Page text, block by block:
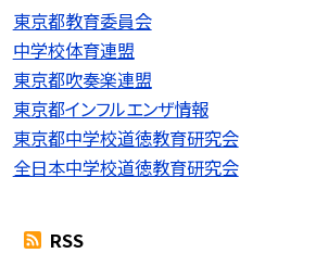
東京都教育委員会
中学校体育連盟
東京都吹奏楽連盟
東京都インフルエンザ情報
東京都中学校道徳教育研究会
全日本中学校道徳教育研究会
RSS